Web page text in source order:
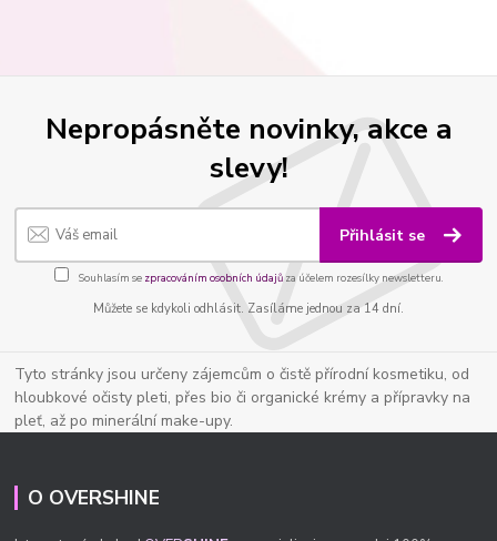
Nepropásněte novinky, akce a
slevy!
Přihlásit se
Souhlasím se zpracováním osobních údajůza účelem rozesílky newsletteru.
Můžete se kdykoli odhlásit. Zasíláme jednou za 14 dní.
Tyto stránky jsou určeny zájemcům o čistě přírodní kosmetiku, od
hloubkové očisty pleti, přes bio či organické krémy a přípravky na
pleť, až po minerální make-upy.
O OVERSHINE